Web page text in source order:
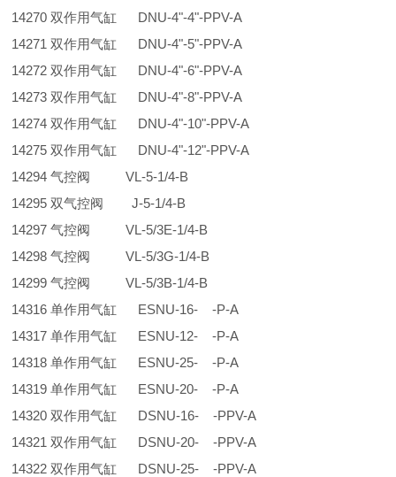
14270 双作用气缸 DNU-4"-4"-PPV-A
14271 双作用气缸 DNU-4"-5"-PPV-A
14272 双作用气缸 DNU-4"-6"-PPV-A
14273 双作用气缸 DNU-4"-8"-PPV-A
14274 双作用气缸 DNU-4"-10"-PPV-A
14275 双作用气缸 DNU-4"-12"-PPV-A
14294 气控阀 VL-5-1/4-B
14295 双气控阀 J-5-1/4-B
14297 气控阀 VL-5/3E-1/4-B
14298 气控阀 VL-5/3G-1/4-B
14299 气控阀 VL-5/3B-1/4-B
14316 单作用气缸 ESNU-16- -P-A
14317 单作用气缸 ESNU-12- -P-A
14318 单作用气缸 ESNU-25- -P-A
14319 单作用气缸 ESNU-20- -P-A
14320 双作用气缸 DSNU-16- -PPV-A
14321 双作用气缸 DSNU-20- -PPV-A
14322 双作用气缸 DSNU-25- -PPV-A